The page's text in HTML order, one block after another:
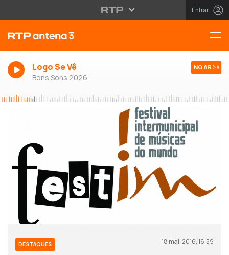
Entrar
Logo Se Vê
Bons Sons 2026
NO AR
DESTAQUES 18 mai, 2016, 16:59